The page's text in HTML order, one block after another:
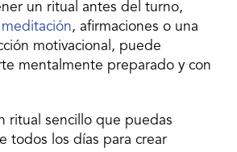
un ritual antes del turno,
meditación, afirmaciones o una
motivacional, puede
mentalmente preparado y con
ritual sencillo que puedas
todos los días para crear